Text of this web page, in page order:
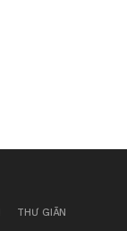
THƯ GIÃN